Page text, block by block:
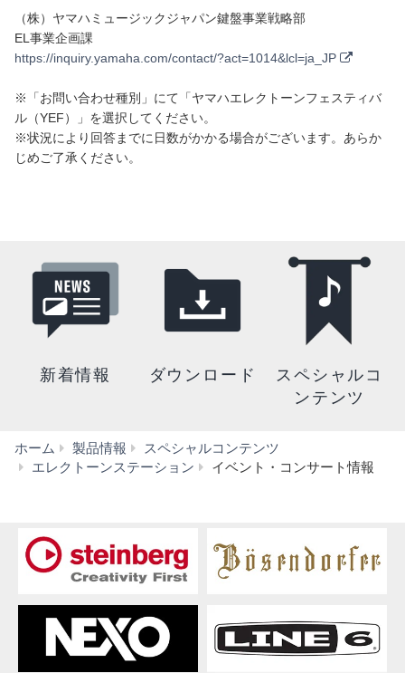
（株）ヤマハミュージックジャパン鍵盤事業戦略部
EL事業企画課
https://inquiry.yamaha.com/contact/?act=1014&lcl=ja_JP
※「お問い合わせ種別」にて「ヤマハエレクトーンフェスティバ
ル（YEF）」を選択してください。
※状況により回答までに日数がかかる場合がございます。あらか
じめご了承ください。
新着情報 ダウンロード
スペシャルコ
ンテンツ
ホーム 製品情報
スペシャルコンテンツ
エレクトーンステーション
イベント・コンサート情報
ク
ェ